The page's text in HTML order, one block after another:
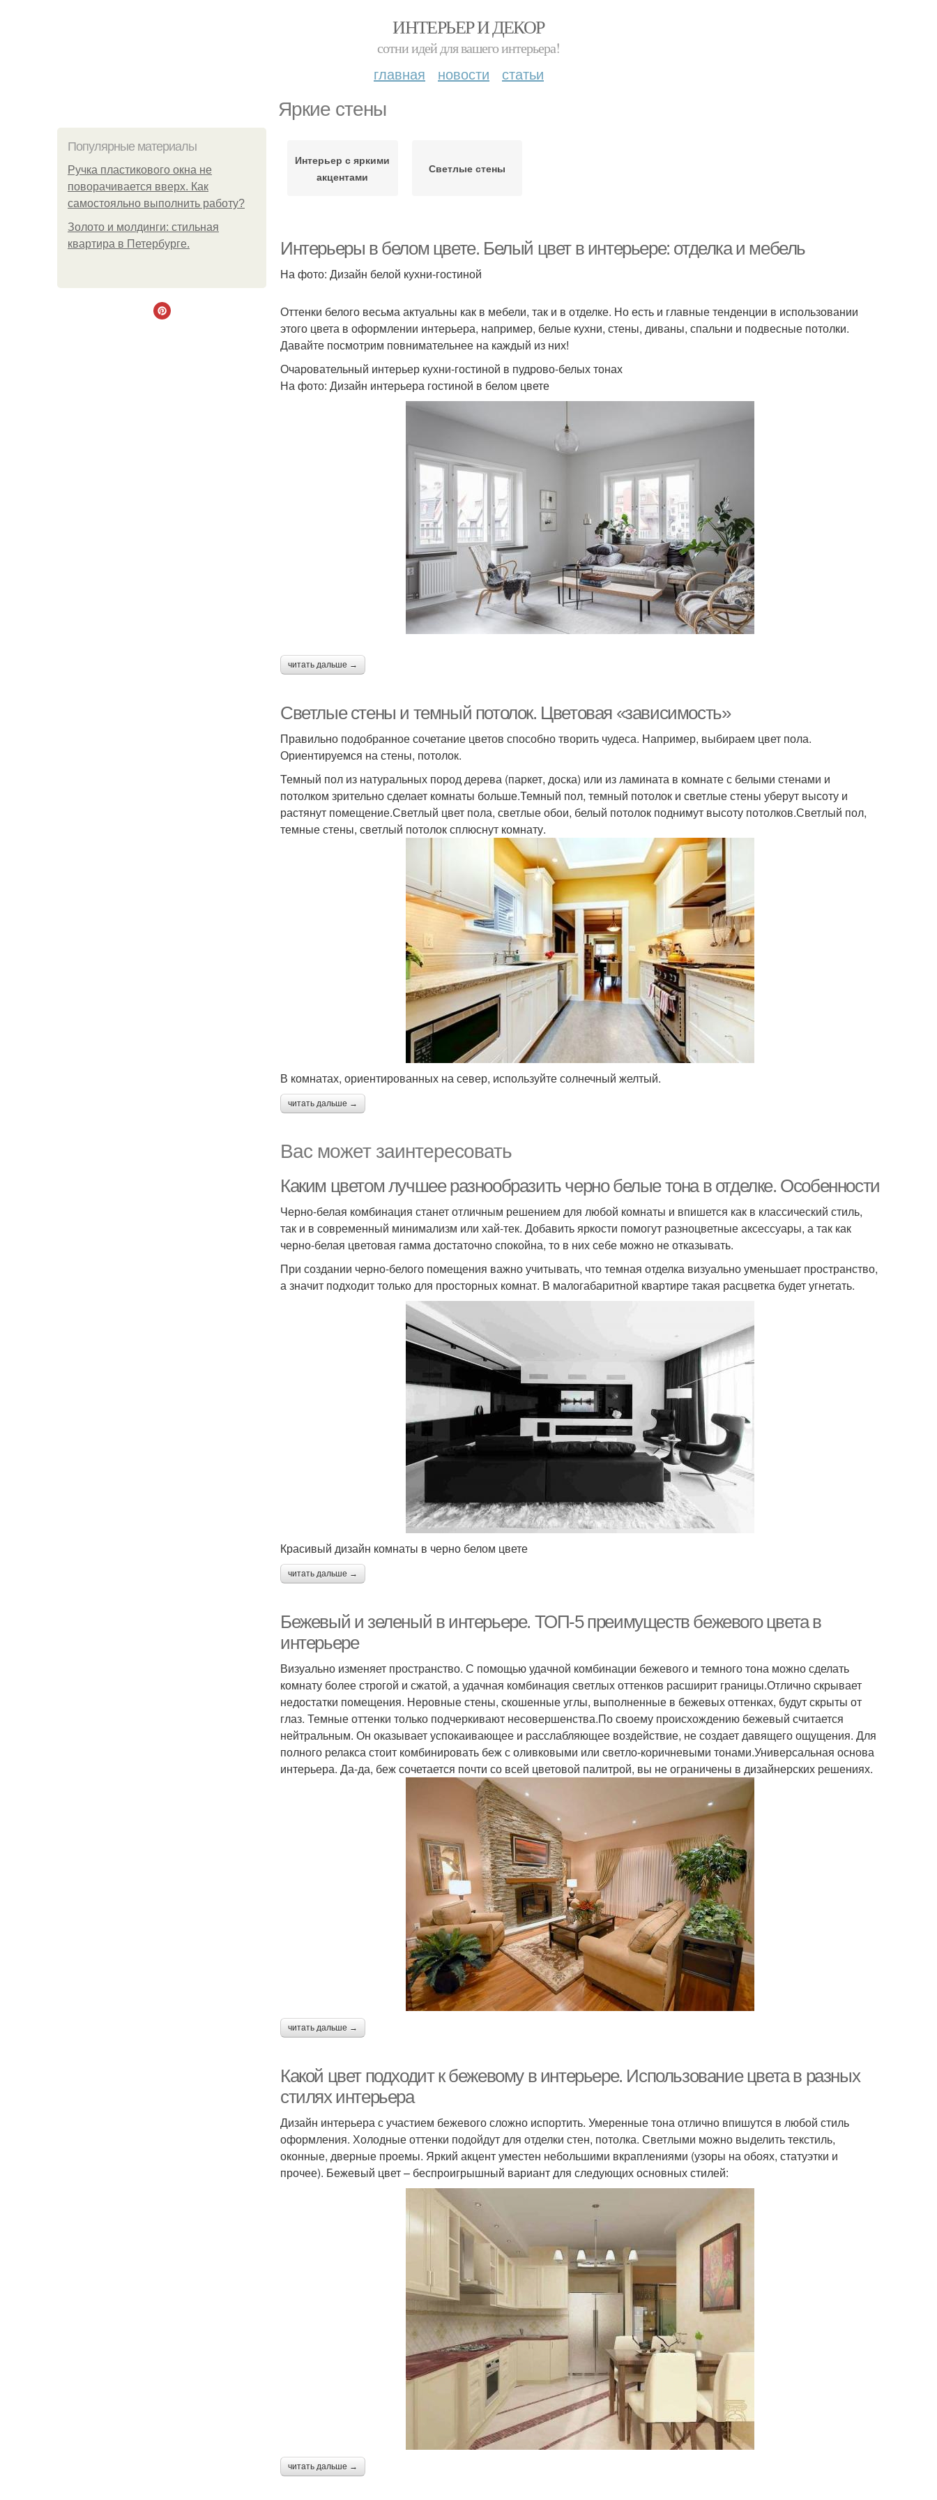
ИНТЕРЬЕР И ДЕКОР
сотни идей для вашего интерьера!
главная новости статьи
Яркие стены
Популярные материалы
Ручка пластикового окна не
поворачивается вверх. Как
самостояльно выполнить работу?
Золото и молдинги: стильная
квартира в Петербурге.
Интерьер с яркими
акцентами
Светлые стены
Интерьеры в белом цвете. Белый цвет в интерьере: отделка и мебель
На фото: Дизайн белой кухни-гостиной
Оттенки белого весьма актуальны как в мебели, так и в отделке. Но есть и главные тенденции в использовании
этого цвета в оформлении интерьера, например, белые кухни, стены, диваны, спальни и подвесные потолки.
Давайте посмотрим повнимательнее на каждый из них!
Очаровательный интерьер кухни-гостиной в пудрово-белых тонах
На фото: Дизайн интерьера гостиной в белом цвете
читать дальше →
Светлые стены и темный потолок. Цветовая «зависимость»
Правильно подобранное сочетание цветов способно творить чудеса. Например, выбираем цвет пола.
Ориентируемся на стены, потолок.
Темный пол из натуральных пород дерева (паркет, доска) или из ламината в комнате с белыми стенами и
потолком зрительно сделает комнаты больше.Темный пол, темный потолок и светлые стены уберут высоту и
растянут помещение.Светлый цвет пола, светлые обои, белый потолок поднимут высоту потолков.Светлый пол,
темные стены, светлый потолок сплюснут комнату.
В комнатах, ориентированных на север, используйте солнечный желтый.
читать дальше →
Вас может заинтересовать
Каким цветом лучшее разнообразить черно белые тона в отделке. Особенности
Черно-белая комбинация станет отличным решением для любой комнаты и впишется как в классический стиль,
так и в современный минимализм или хай-тек. Добавить яркости помогут разноцветные аксессуары, а так как
черно-белая цветовая гамма достаточно спокойна, то в них себе можно не отказывать.
При создании черно-белого помещения важно учитывать, что темная отделка визуально уменьшает пространство,
а значит подходит только для просторных комнат. В малогабаритной квартире такая расцветка будет угнетать.
Красивый дизайн комнаты в черно белом цвете
читать дальше →
Бежевый и зеленый в интерьере. ТОП-5 преимуществ бежевого цвета в
интерьере
Визуально изменяет пространство. С помощью удачной комбинации бежевого и темного тона можно сделать
комнату более строгой и сжатой, а удачная комбинация светлых оттенков расширит границы.Отлично скрывает
недостатки помещения. Неровные стены, скошенные углы, выполненные в бежевых оттенках, будут скрыты от
глаз. Темные оттенки только подчеркивают несовершенства.По своему происхождению бежевый считается
нейтральным. Он оказывает успокаивающее и расслабляющее воздействие, не создает давящего ощущения. Для
полного релакса стоит комбинировать беж с оливковыми или светло-коричневыми тонами.Универсальная основа
интерьера. Да-да, беж сочетается почти со всей цветовой палитрой, вы не ограничены в дизайнерских решениях.
читать дальше →
Какой цвет подходит к бежевому в интерьере. Использование цвета в разных
стилях интерьера
Дизайн интерьера с участием бежевого сложно испортить. Умеренные тона отлично впишутся в любой стиль
оформления. Холодные оттенки подойдут для отделки стен, потолка. Светлыми можно выделить текстиль,
оконные, дверные проемы. Яркий акцент уместен небольшими вкраплениями (узоры на обоях, статуэтки и
прочее). Бежевый цвет – беспроигрышный вариант для следующих основных стилей:
читать дальше →